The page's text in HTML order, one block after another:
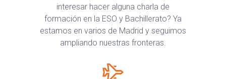
interesar hacer alguna charla de
formación en la ESO y Bachillerato? Ya
estamos en varios de Madrid y seguimos
ampliando nuestras fronteras.